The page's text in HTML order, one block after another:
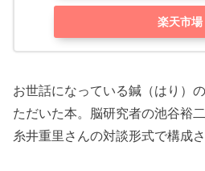
楽天市場
お世話になっている鍼（はり）
ただいた本。脳研究者の池谷裕
糸井重里さんの対談形式で構成